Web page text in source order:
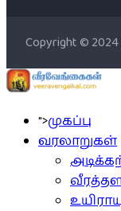
Copyright ©
">முகப்பு
வரலாறுகள்